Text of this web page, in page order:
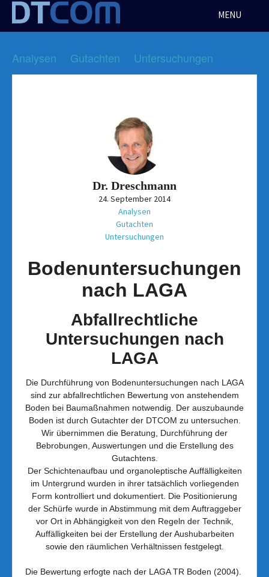
Skip
content
MENU
Analysen Gutachten Untersuchungen
Dr. Dreschmann
24. September 2014
Analysen
Gutachten
Untersuchungen
Bodenuntersuchungen
nach LAGA
Abfallrechtliche
Untersuchungen nach
LAGA
Die Durchführung von Bodenuntersuchungen nach LAGA
sind zur abfallrechtlichen Bewertung von anstehendem
Boden bei Baumaßnahmen notwendig. Der auszubaunde
Boden ist durch Gutachter der DTCOM zu untersuchen.
Wir übernimmen die Beratung, Durchführung der
Bebrobungen, Auswertungen und die Erstellung des
Gutachtens.
Der Schichtenaufbau und organoleptische Auffälligkeiten
im Untergrund wurden in ihrer tatsächlich vorliegenden
Form kontrolliert und dokumentiert. Die Positionierung
der Schürfe wurde in Abstimmung mit dem Auftraggeber
vor Ort in Abhängigkeit von den Regeln der Technik,
Auffälligkeiten bei der Erstellung der Aushubarbeiten
sowie den räumlichen Verhältnissen festgelegt.
Die Bewertung erfogte nach der LAGA TR Boden (2004).